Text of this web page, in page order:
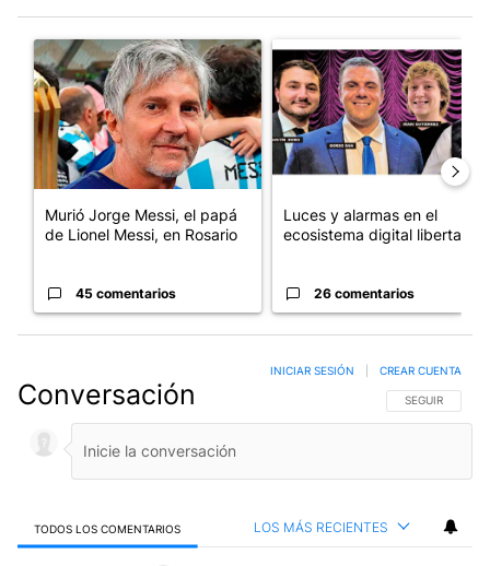
Un artículo de tendencia con el título "Murió Jorge Messi, el
Murió Jorge Messi, el papá
de Lionel Messi, en Rosario
45 comentarios
Un artículo de tendencia con
Luces y alarmas en el
ecosistema digital libertario
26 comentarios
Conversación SIGA ESTA
SEGUIR
INICIAR SESIÓN CREAR CUENTA
TODOS LOS COMENTARIOS LOS MÁS RECIENTES